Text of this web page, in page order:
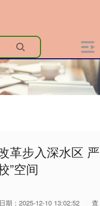
革步入深水区 严
”空间
日期：2025-12-10 13:02:52
查